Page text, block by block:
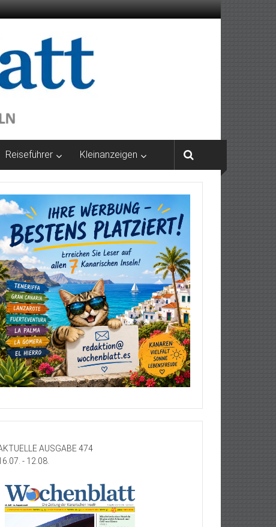
Reiseführer Kleinanzeigen
AUSGABE 474
- 12.08.